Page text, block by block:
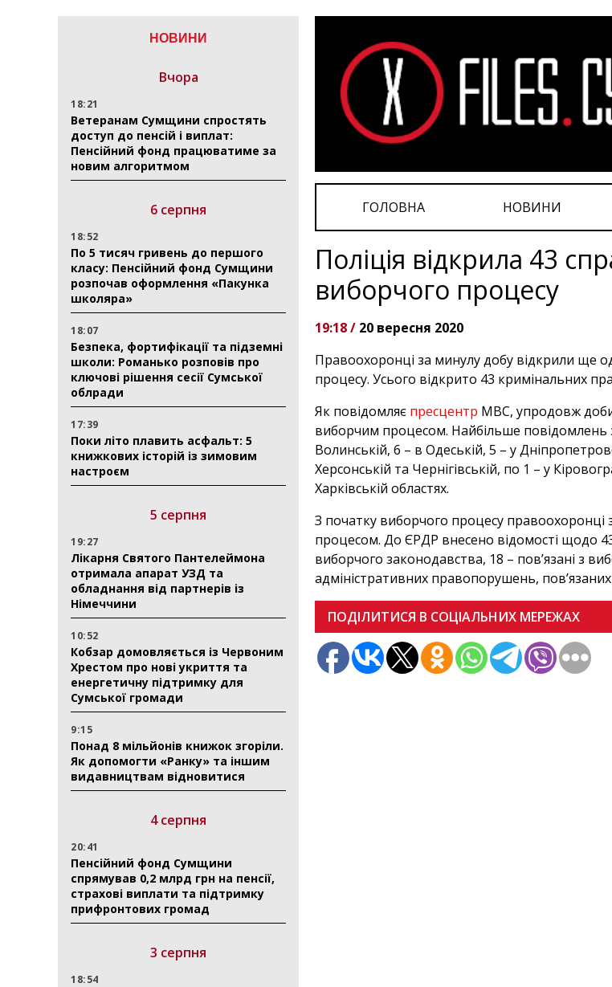
ГОЛОВНА НОВИНИ
НОВИНИ
Вчора
18:21
Ветеранам Сумщини спростять
доступ до пенсій і виплат:
Пенсійний фонд працюватиме за
новим алгоритмом
6 серпня
18:52
По 5 тисяч гривень до першого
класу: Пенсійний фонд Сумщини
розпочав оформлення «Пакунка
школяра»
18:07
Безпека, фортифікації та підземні
школи: Романько розповів про
ключові рішення сесії Сумської
облради
17:39
Поки літо плавить асфальт: 5
книжкових історій із зимовим
настроєм
5 серпня
19:27
Лікарня Святого Пантелеймона
отримала апарат УЗД та
обладнання від партнерів із
Німеччини
10:52
Кобзар домовляється із Червоним
Хрестом про нові укриття та
енергетичну підтримку для
Сумської громади
9:15
Понад 8 мільйонів книжок згоріли.
Як допомогти «Ранку» та іншим
видавництвам відновитися
4 серпня
20:41
Пенсійний фонд Сумщини
спрямував 0,2 млрд грн на пенсії,
страхові виплати та підтримку
прифронтових громад
3 серпня
18:54
Поліція відкрила 43
виборчого процесу
19:18 / 20 вересня 2020
Правоохоронці за минулу добу відкрили ще
процесу. Усього відкрито 43 кримінальних
Як повідомляє пресцентр МВС, упродовж доби
виборчим процесом. Найбільше повідомлень
Волинській, 6 – в Одеській, 5 – у
Херсонській та Чернігівській, по 1 – у
Харківській областях.
З початку виборчого процесу правоохоронці
процесом. До ЄРДР внесено відомості щодо
виборчого законодавства, 18 – пов’язані з
адміністративних правопорушень,
ПОДІЛИТИСЯ В СОЦІАЛЬНИХ МЕРЕЖАХ